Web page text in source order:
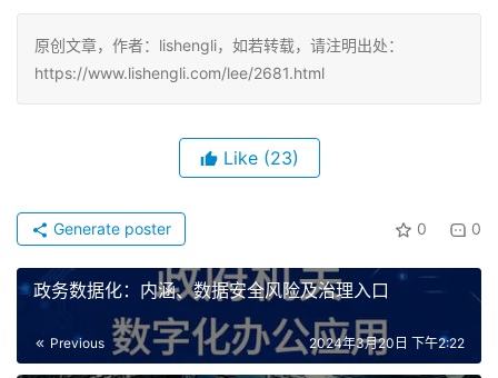
原创文章，作者：lishengli，如若转载，请注明出处：
https://www.lishengli.com/lee/2681.html
Like (23)
0 0
Generate poster
政务数据化：内涵、数据安全风险及治理入口
Previous 2024年3月20日 下午2:22